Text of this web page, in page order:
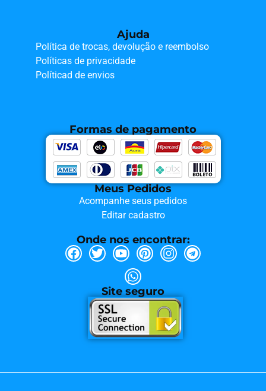
Ajuda
Política de trocas, devolução e reembolso
Políticas de privacidade
Políticad de envios
Formas de pagamento
Meus Pedidos
Acompanhe seus pedidos
Editar cadastro
Onde nos encontrar:
Site seguro